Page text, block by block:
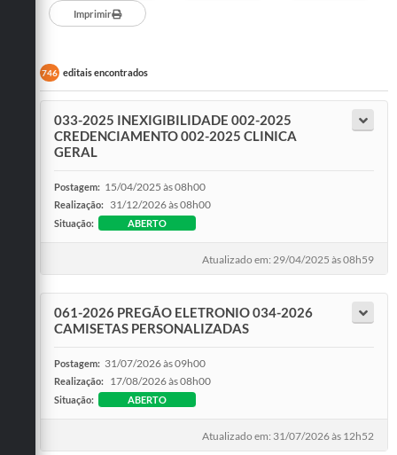
Imprimir
746 editais encontrados
033-2025 INEXIGIBILIDADE 002-2025
CREDENCIAMENTO 002-2025 CLINICA
GERAL
Postagem: 15/04/2025 às 08h00
Realização: 31/12/2026 às 08h00
Situação: ABERTO
Atualizado em: 29/04/2025 às 08h59
061-2026 PREGÃO ELETRONIO 034-2026
CAMISETAS PERSONALIZADAS
Postagem: 31/07/2026 às 09h00
Realização: 17/08/2026 às 08h00
Situação: ABERTO
Atualizado em: 31/07/2026 às 12h52